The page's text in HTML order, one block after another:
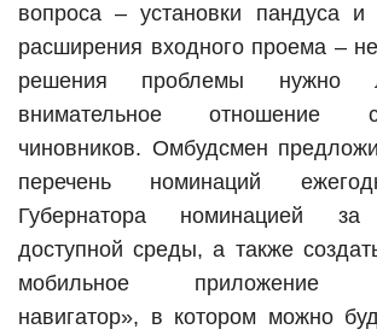
вопроса – установки пандуса и
расширения входного проема –
решения проблемы нужно
внимательное отношение
чиновников. Омбудсмен
перечень номинаций
Губернатора номинацией за
доступной среды, а также
мобильное приложение
навигатор», в котором можно